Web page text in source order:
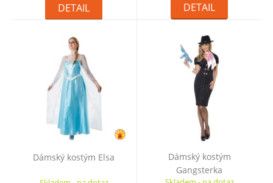
DETAIL DETAIL
Dámský kostým Elsa
Dámský kostým
Gangsterka